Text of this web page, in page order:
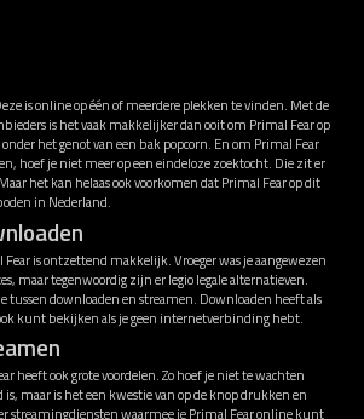
is online op één of meerdere plekken te vinden. Met de
is het vaak makkelijker dan ooit om Primal Fear op
het genot van een bak popcorn. En om Primal Fear
hoef je niet meer op een eindeloze zoektocht. Die zit er
het kan helaas ook voorkomen dat Primal Fear op dit
in Nederland.
is ontzettend makkelijk. Vroeger was je aangewezen
maar tegenwoordig zijn er legio legale alternatieven.
tussen downloaden en streamen. Downloaden heeft als
kunt bekijken als je geen internetverbinding hebt.
heeft ook grote voordelen. Zo hoef je niet te wachten
maar is het een kwestie van op de knop drukken en
streamingdiensten waarmee je Primal Fear online kunt